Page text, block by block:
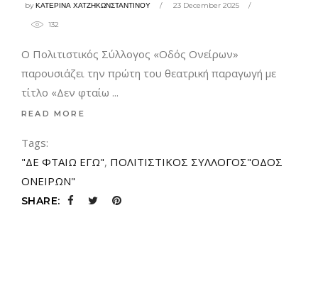
byΚΑΤΕΡΙΝΑ ΧΑΤΖΗΚΩΝΣΤΑΝΤΙΝΟΥ 23 December 2025
132
Ο Πολιτιστικός Σύλλογος «Οδός Ονείρων»
παρουσιάζει την πρώτη του θεατρική παραγωγή με
τίτλο «Δεν φταίω
READ MORE
Tags:
"ΔΕ ΦΤΑΙΩ ΕΓΩ", ΠΟΛΙΤΙΣΤΙΚΟΣ ΣΥΛΛΟΓΟΣ"ΟΔΟΣ
ΟΝΕΙΡΩΝ"
SHARE: